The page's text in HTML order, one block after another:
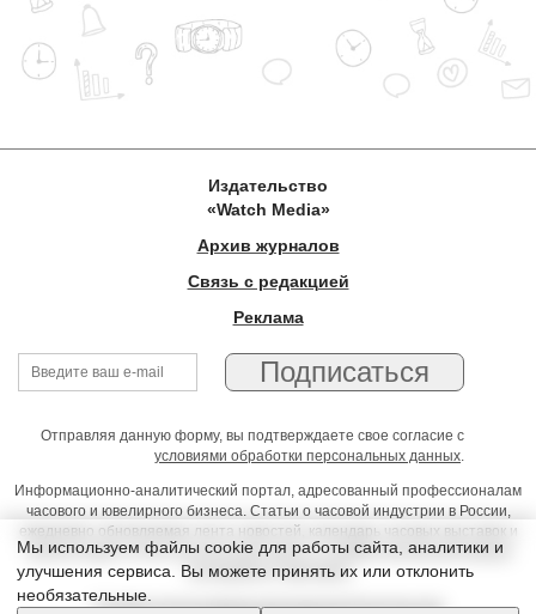
Издательство
«Watch Media»
Архив журналов
Связь с редакцией
Реклама
Отправляя данную форму, вы подтверждаете свое согласие с
условиями обработки персональных данных.
Информационно-аналитический портал, адресованный профессионалам
часового и ювелирного бизнеса. Статьи о часовой индустрии в России,
ежедневно обновляемая лента новостей, календарь часовых выставок и
презентаций, on-line консультации юриста, профессиональный форум
часовщиков и ювелиров
Условия использования материалов Издательства
Мы используем файлы cookie для работы сайта, аналитики и
улучшения сервиса. Вы можете принять их или отклонить
необязательные.